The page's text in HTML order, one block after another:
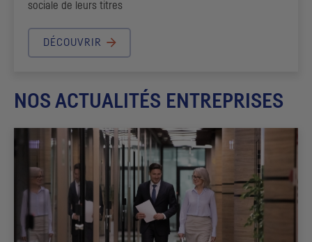
sociale de leurs titres
DÉCOUVRIR
NOS ACTUALITÉS ENTREPRISES